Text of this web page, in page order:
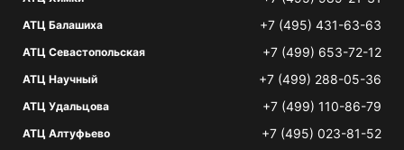
АТЦ Балашиха +7 (495) 431-63-63
АТЦ Севастопольская +7 (499) 653-72-12
АТЦ Научный +7 (499) 288-05-36
АТЦ Удальцова +7 (499) 110-86-79
АТЦ Алтуфьево +7 (495) 023-81-52